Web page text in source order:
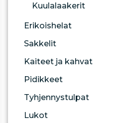
Kuulalaakerit
Erikoishelat
Sakkelit
Kaiteet ja kahvat
Pidikkeet
Tyhjennystulpat
Lukot